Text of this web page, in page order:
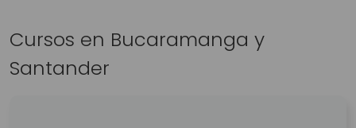
Cursos en Bucaramanga y
Santander